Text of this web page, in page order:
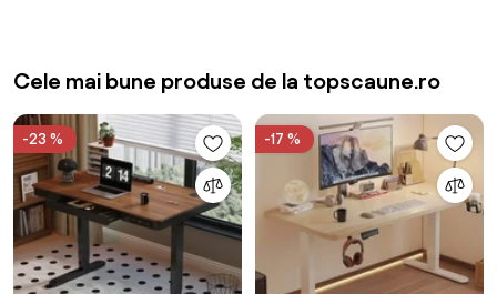
Cele mai bune produse de la topscaune.ro
-23 % -17 %